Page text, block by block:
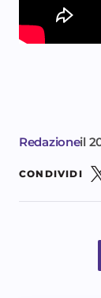
Redazioneil
CONDIVIDI